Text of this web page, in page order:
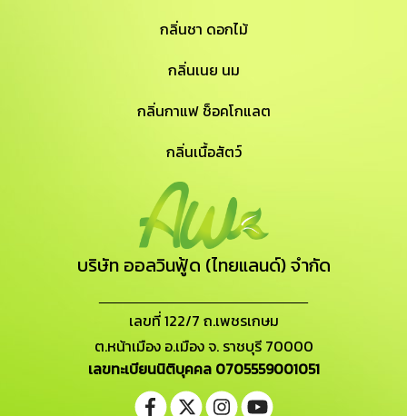
กลิ่นชา ดอกไม้
กลิ่นเนย นม
กลิ่นกาแฟ ช็อคโกแลต
กลิ่นเนื้อสัตว์
บริษัท ออลวินฟู้ด (ไทยแลนด์) จำกัด
เลขที่ 122/7 ถ.เพชรเกษม
ต.หน้าเมือง อ.เมือง จ. ราชบุรี 70000
เลขทะเบียนนิติบุคคล 0705559001051